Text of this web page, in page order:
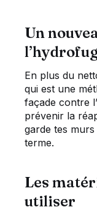
Un
En plus du
qui est une
façade contre
prévenir la
garde tes
terme.
Les
utiliser